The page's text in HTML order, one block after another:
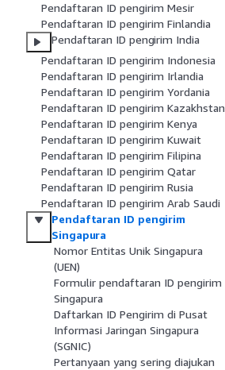
Pendaftaran ID pengirim Mesir
Pendaftaran ID pengirim Finlandia
Pendaftaran ID pengirim India
Pendaftaran ID pengirim Indonesia
Pendaftaran ID pengirim Irlandia
Pendaftaran ID pengirim Yordania
Pendaftaran ID pengirim Kazakhstan
Pendaftaran ID pengirim Kenya
Pendaftaran ID pengirim Kuwait
Pendaftaran ID pengirim Filipina
Pendaftaran ID pengirim Qatar
Pendaftaran ID pengirim Rusia
Pendaftaran ID pengirim Arab Saudi
Pendaftaran ID pengirim
Singapura
Nomor Entitas Unik Singapura
(UEN)
Formulir pendaftaran ID pengirim
Singapura
Daftarkan ID Pengirim di Pusat
Informasi Jaringan Singapura
(SGNIC)
Pertanyaan yang sering diajukan